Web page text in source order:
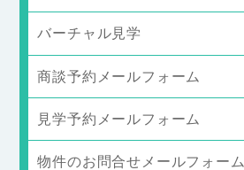
バーチャル見学
商談予約メールフォーム
見学予約メールフォーム
物件のお問合せメールフォーム